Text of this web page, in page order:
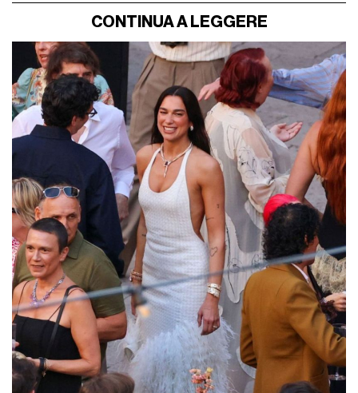
CONTINUA A LEGGERE